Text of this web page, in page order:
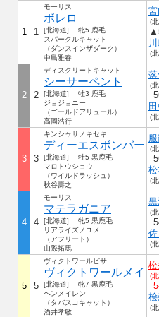
1 1
モーリス
ボレロ
[北海道] 牝5 鹿毛
スパークルキャット
（ダンスインザダーク）
中島雅春
宮
(
(
2 2
ディスクリートキャット
シーサーペント
[北海道] 牡3 鹿毛
ジョジョニー
（ゴールドアリュール）
高岡浩行
(
(
3 3
キンシャサノキセキ
ディーエスボンバー
[北海道] 牡5 黒鹿毛
マロトウショウ
（ワイルドラッシュ）
秋谷壽之
(
(
4 4
モーリス
マテラガニア
[北海道] 牝5 黒鹿毛
リアライズノユメ
（アフリート）
山際拓馬
(
佐
(
5 5
ヴィクトワールピサ
ヴィクトワールメイ
[北海道] 牝7 黒鹿毛
ヘンメイレン
（タバスコキャット）
酒井孝敏
松
(
(